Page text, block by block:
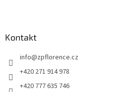
Kontakt
info@zpflorence.cz
+420 271 914 978
+420 777 635 746